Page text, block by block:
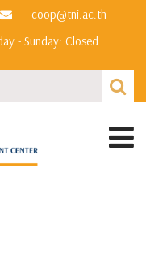
coop@tni.ac.th
- Sunday: Closed